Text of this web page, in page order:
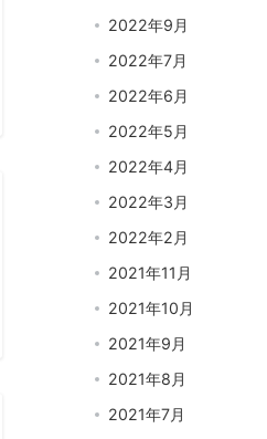
2022年9月
2022年7月
2022年6月
2022年5月
2022年4月
2022年3月
2022年2月
2021年11月
2021年10月
2021年9月
2021年8月
2021年7月